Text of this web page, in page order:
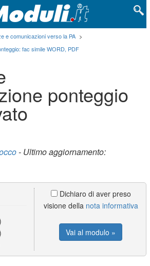
e comunicazioni verso la PA >
fac simile WORD, PDF
ponteggio
- Ultimo aggiornamento:
Dichiaro di aver preso
visione della nota informativa
Vai al modulo »